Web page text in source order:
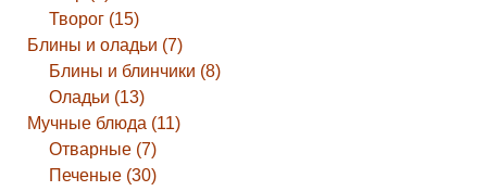
Творог (15)
Блины и оладьи (7)
Блины и блинчики (8)
Оладьи (13)
Мучные блюда (11)
Отварные (7)
Печеные (30)